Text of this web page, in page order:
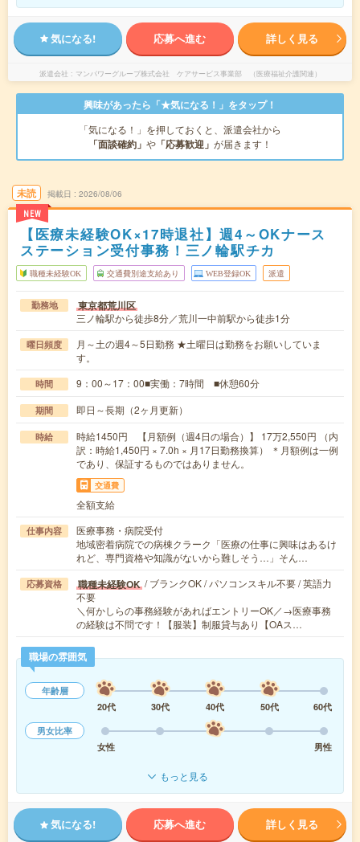
気になる! 応募へ進む 詳しく見る
派遣会社 マンパワーグループ株式会社 ケアサービス事業部 （医療福祉介護関連）
興味があったら「★気になる！」をタップ！
「気になる！」を押しておくと、派遣会社から
「面談確約」 や 「応募歓迎」 が届きます！
未読
NEW
掲載日 2026/08/06
【医療未経験OK×17時退社】週4～OKナース
ステーション受付事務！三ノ輪駅チカ
職種未経験OK 交通費別途支給あり WEB登録OK 派遣
勤務地 東京都荒川区
三ノ輪駅から徒歩8分／荒川一中前駅から徒歩1分
曜日頻度
月～土の週4～5日勤務 ★土曜日は勤務をお願いしていま
す。
時間 9：00～17：00■実働：7時間 ■休憩60分
期間 即日～長期（2ヶ月更新）
時給
時給1450円 【月額例（週4日の場合）】 17万2,550円 （内
訳：時給1,450円 × 7.0h × 月17日勤務換算） ＊月額例は一例
であり、保証するものではありません。
交通費
全額支給
仕事内容
医療事務・病院受付
地域密着病院での病棟クラーク「医療の仕事に興味はあるけ
れど、専門資格や知識がないから難しそう…」そん…
応募資格 職種未経験OK / ブランクOK / パソコンスキル不要 / 英語力
不要
＼何かしらの事務経験があればエントリーOK／→医療事務
の経験は不問です！【服装】制服貸与あり【OAス…
職場の雰囲気
年齢層
20代
30代 40代 50代
60代
男女比率
女性
男性
もっと見る
気になる! 応募へ進む 詳しく見る